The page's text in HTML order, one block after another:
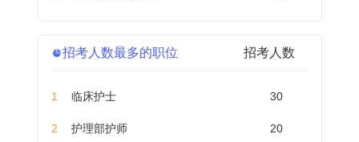
招考人数最多的职位 招考人数
1 临床护士 30
2 护理部护师 20